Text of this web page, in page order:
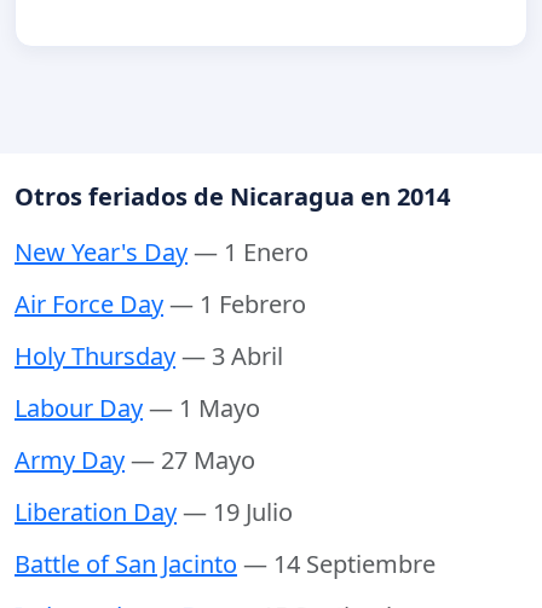
Otros feriados de Nicaragua en 2014
New Year's Day— 1 Enero
Air Force Day— 1 Febrero
Holy Thursday— 3 Abril
Labour Day— 1 Mayo
Army Day— 27 Mayo
Liberation Day— 19 Julio
Battle of San Jacinto — 14 Septiembre